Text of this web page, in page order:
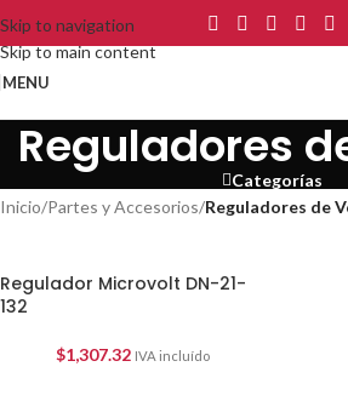
Skip to navigation
Skip to main content
MENU
Reguladores
Categorías
Inicio/Partes y Accesorios/Reguladores de
Regulador Microvolt DN-21-
132
$1,307.32 IVA incluído